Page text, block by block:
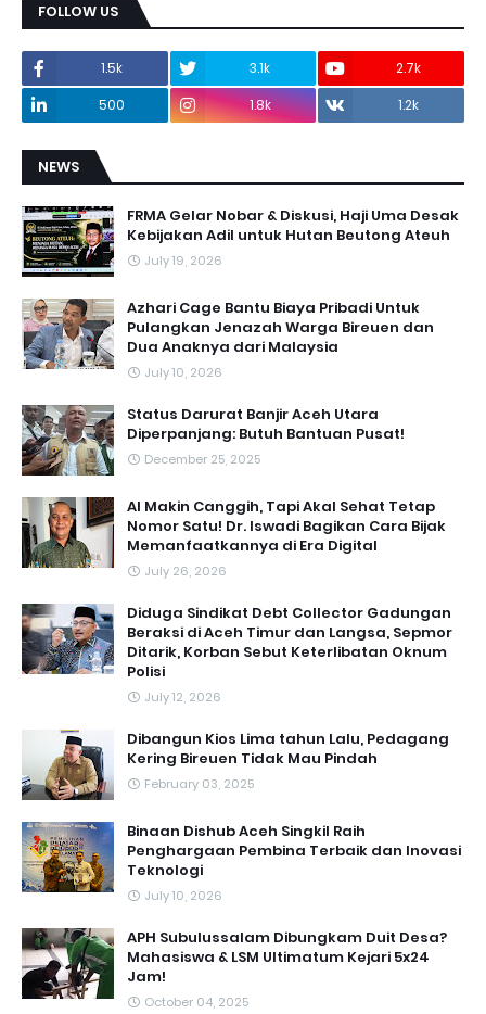
FOLLOW US
1.5k 3.1k
2.7k
500
1.8k 1.2k
NEWS
FRMA Gelar Nobar & Diskusi, Haji Uma Desak
Kebijakan Adil untuk Hutan Beutong Ateuh
July 19, 2026
Azhari Cage Bantu Biaya Pribadi Untuk
Pulangkan Jenazah Warga Bireuen dan
Dua Anaknya dari Malaysia
July 10, 2026
Status Darurat Banjir Aceh Utara
Diperpanjang: Butuh Bantuan Pusat!
December 25, 2025
AI Makin Canggih, Tapi Akal Sehat Tetap
Nomor Satu! Dr. Iswadi Bagikan Cara Bijak
Memanfaatkannya di Era Digital
July 26, 2026
Diduga Sindikat Debt Collector Gadungan
Beraksi di Aceh Timur dan Langsa, Sepmor
Ditarik, Korban Sebut Keterlibatan Oknum
Polisi
July 12, 2026
Dibangun Kios Lima tahun Lalu, Pedagang
Kering Bireuen Tidak Mau Pindah
February 03, 2025
Binaan Dishub Aceh Singkil Raih
Penghargaan Pembina Terbaik dan Inovasi
Teknologi
July 10, 2026
APH Subulussalam Dibungkam Duit Desa?
Mahasiswa & LSM Ultimatum Kejari 5x24
Jam!
October 04, 2025